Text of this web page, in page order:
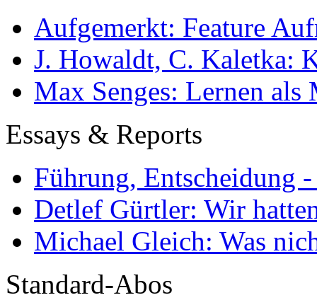
Aufgemerkt: Feature
J. Howaldt, C. Kaletka:
Max Senges: Lernen als
Essays & Reports
Führung, Entscheidung
Detlef Gürtler: Wir
Michael Gleich: Was
Standard-Abos